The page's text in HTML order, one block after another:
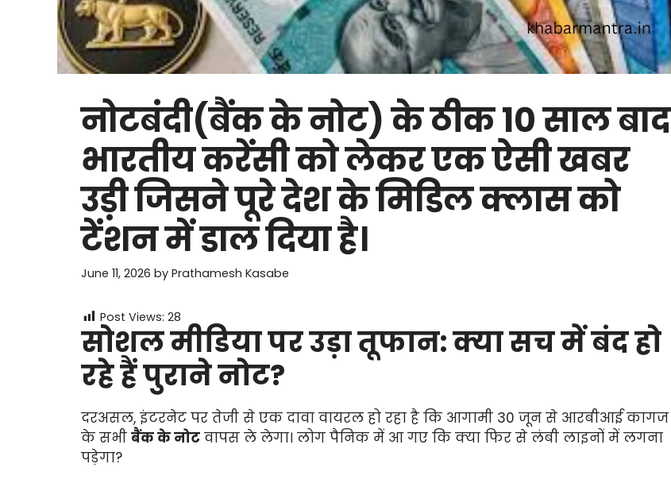
नोटबंदी(बैंक के नोट) के ठीक 10 साल बाद
भारतीय करेंसी को लेकर एक ऐसी खबर
उड़ी जिसने पूरे देश के मिडिल क्लास को
टेंशन में डाल दिया है।
June 11, 2026 by Prathamesh Kasabe
Post Views: 28
सोशल मीडिया पर उड़ा तूफान: क्या सच में बंद हो
रहे हैं पुराने नोट?
दरअसल, इंटरनेट पर तेजी से एक दावा वायरल हो रहा है कि आगामी 30 जून से आरबीआई कागज
के सभी बैंक के नोट वापस ले लेगा। लोग पैनिक में आ गए कि क्या फिर से लंबी लाइनों में लगना
पड़ेगा?